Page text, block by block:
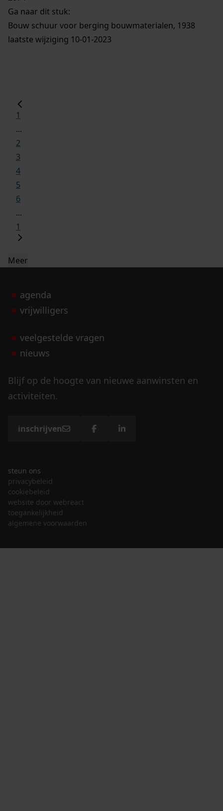
Ga naar dit stuk:
Bouw schuur voor berging bouwmaterialen, 1938
laatste wijziging 10-01-2023
1
...
2
3
4
5
6
...
1
Meer
agenda
vrijwilligers
veelgestelde vragen
nieuws
Blijf op de hoogte van nieuwe aanwinsten en
activiteiten.
inschrijven
steun ons
privacybeleid
cookiebeleid
website door webreact
toegankelijkheid
algemene voorwaarden